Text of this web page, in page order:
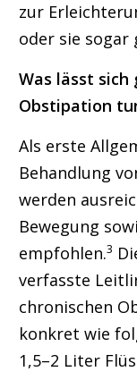
zur
oder sie sogar
Was lässt sich
Obstipation
Als erste
Behandlung
werden
Bewegung
empfohlen.3
verfasste
chronischen
konkret wie
1,5–2 Liter